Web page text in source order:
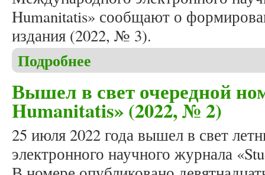
Humanitatis» сообщают о
издания (2022, № 3).
Подробнее
Вышел в свет очередной
Humanitatis» (2022, № 2)
25 июля 2022 года вышел в свет
электронного научного журнала